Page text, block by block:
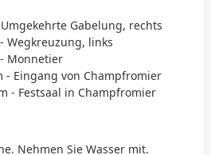
Gabelung, rechts
Wegkreuzung, links
Monnetier
- Eingang von Champfromier
- Festsaal in Champfromier
Nehmen Sie Wasser mit.